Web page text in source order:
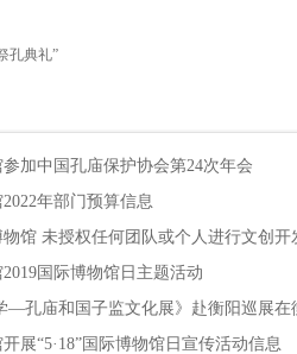
孔典礼”
加中国孔庙保护协会第24次年会
年部门预算信息
馆 未授权任何团队或个人进行文创
国际博物馆日主题活动
—孔庙和国子监文化展》赴衡阳巡展在
展“5·18”国际博物馆日宣传活动信息